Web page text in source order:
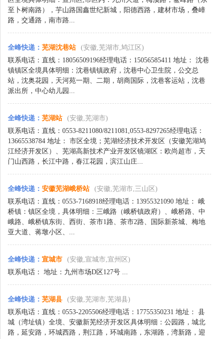
至卜树南路），芋山路国鑫世纪新城，阳德西路，建材市场，叠嶂
路，交通路，南市路...
全峰快递 ： 芜湖沈巷站
(安徽,芜湖市,鸠江区)
联系电话：直线：18056509196经理电话：15056585411 地址： 沈巷
镇镇区全境具体明细：沈巷镇镇政府，沈巷中心卫生院，公交总
站，沈奥花园，天河苑一期、二期，胡商国际，沈巷客运站，沈巷
派出所，中心幼儿园...
全峰快递 ： 芜湖站
(安徽,芜湖市)
联系电话：直线：0553-8211080/8211081,0553-8297265经理电话：
13665538784 地址： 市区全境；芜湖经济技术开发区（安徽芜湖鸠
江经济开发区）、芜湖高新技术产业开发区镜湖区：欧尚超市，天
门山西路，长江中路，春江花园，滨江山庄...
全峰快递 ： 安徽芜湖峨桥站
(安徽,芜湖市,三山区)
联系电话：直线：0553-7168918经理电话：13955321090 地址： 峨
桥镇：镇区全境，具体明细：三峨路（峨桥镇政府）、峨桥路、中
峨路、峨桥镇东街、西街、茶市1路、茶市2路、国际新茶城、梅地
亚大道、蒋墩小区、...
全峰快递 ： 宣城市
(安徽,宣城市,宣州区)
联系电话： 地址：九州市场D区127号 ...
全峰快递 ： 芜湖县
(安徽,芜湖市,芜湖县)
联系电话：直线：0553-2205506经理电话：17755350231 地址： 县
城（湾址镇）全境、安徽新芜经济开发区具体明细：公园路，城北
路，延安路，环城西路，荆江路，环城南路，东湖路，湾新路，迎